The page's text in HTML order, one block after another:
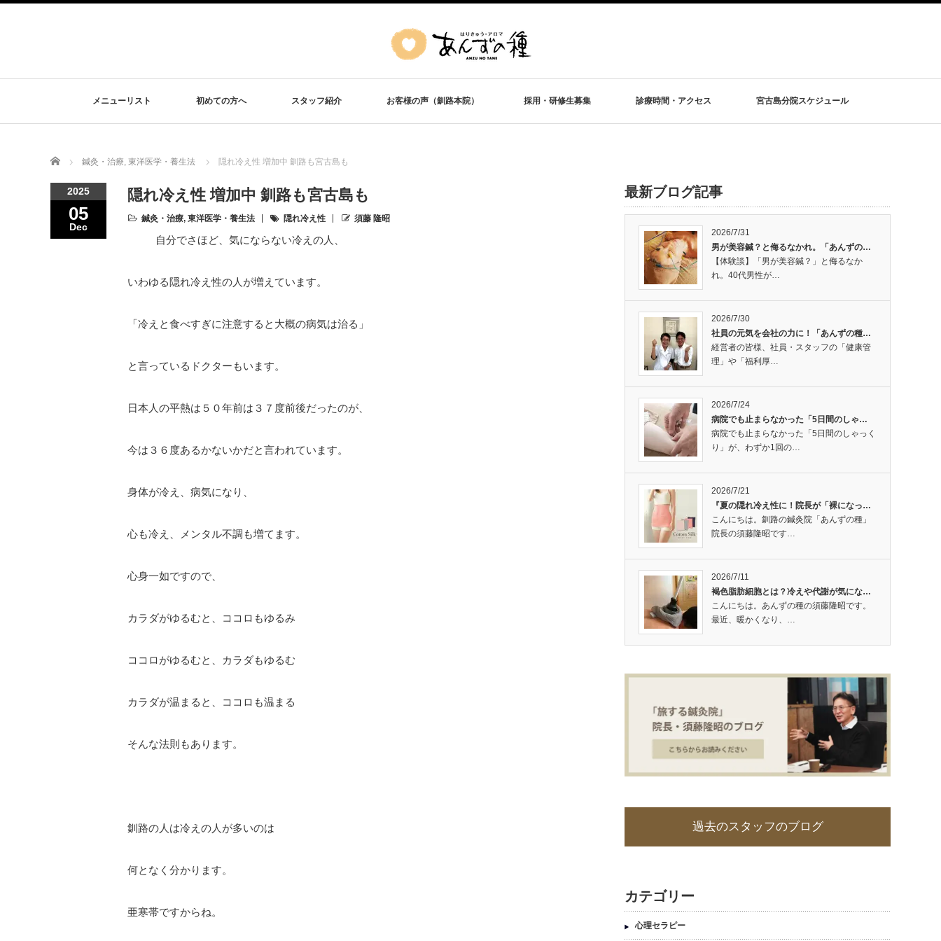
メニューリスト 初めての方へ スタッフ紹介 お客様の声（釧路本院） 採用・研修生募集 診療時間・アクセス 宮古島分院スケジュール
Home 鍼灸・治療, 東洋医学・養生法 隠れ冷え性 増加中 釧路も宮古島も
2025
05
Dec
隠れ冷え性 増加中 釧路も宮古島も
鍼灸・治療, 東洋医学・養生法 隠れ冷え性 須藤 隆昭
自分でさほど、気にならない冷えの人、
いわゆる隠れ冷え性の人が増えています。
「冷えと食べすぎに注意すると大概の病気は治る」
と言っているドクターもいます。
日本人の平熱は５０年前は３７度前後だったのが、
今は３６度あるかないかだと言われています。
身体が冷え、病気になり、
心も冷え、メンタル不調も増てます。
心身一如ですので、
カラダがゆるむと、ココロもゆるみ
ココロがゆるむと、カラダもゆるむ
カラダが温まると、ココロも温まる
そんな法則もあります。
釧路の人は冷えの人が多いのは
何となく分かります。
亜寒帯ですからね。
最新ブログ記事
2026/7/31
男が美容鍼？と侮るなかれ。「あんずの…
【体験談】「男が美容鍼？」と侮るなか
れ。40代男性が…
2026/7/30
社員の元気を会社の力に！「あんずの種…
経営者の皆様、社員・スタッフの「健康管
理」や「福利厚…
2026/7/24
病院でも止まらなかった「5日間のしゃ…
病院でも止まらなかった「5日間のしゃっく
り」が、わずか1回の…
2026/7/21
『夏の隠れ冷え性に！院長が「裸になっ…
こんにちは。釧路の鍼灸院「あんずの種」
院長の須藤隆昭です…
2026/7/11
褐色脂肪細胞とは？冷えや代謝が気にな…
こんにちは。あんずの種の須藤隆昭です。
最近、暖かくなり、…
過去のスタッフのブログ
カテゴリー
心理セラピー